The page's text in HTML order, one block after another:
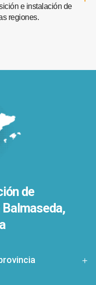
e instalación de
regiones.
de
Balmaseda,